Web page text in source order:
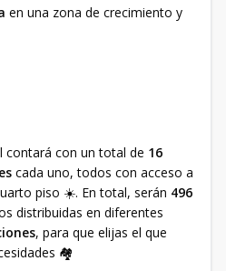
en una zona de crecimiento y
contará con un total de 16
cada uno, todos con acceso a
piso ☀️. En total, serán 496
distribuidas en diferentes
, para que elijas el que
🏘️